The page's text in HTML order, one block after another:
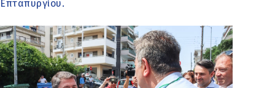
Επταπυργίου.